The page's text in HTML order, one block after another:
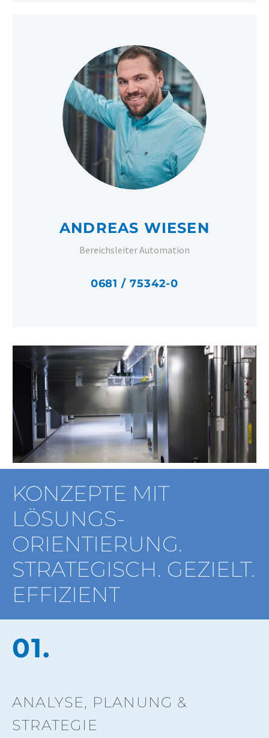
ANDREAS WIESEN
Bereichsleiter Automation
0681 / 75342-0
KONZEPTE MIT
LÖSUNGS-
ORIENTIERUNG.
STRATEGISCH. GEZIELT.
EFFIZIENT
01.
ANALYSE, PLANUNG &
STRATEGIE